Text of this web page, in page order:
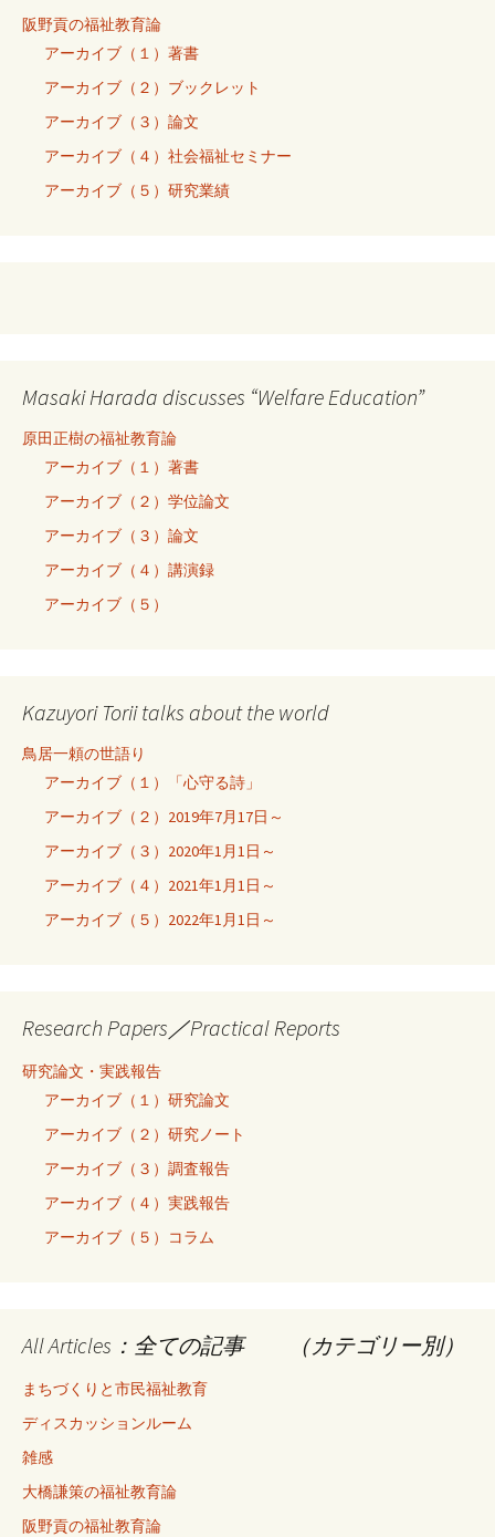
阪野貢の福祉教育論
アーカイブ（１）著書
アーカイブ（２）ブックレット
アーカイブ（３）論文
アーカイブ（４）社会福祉セミナー
アーカイブ（５）研究業績
Masaki Harada discusses “Welfare Education”
原田正樹の福祉教育論
アーカイブ（１）著書
アーカイブ（２）学位論文
アーカイブ（３）論文
アーカイブ（４）講演録
アーカイブ（５）
Kazuyori Torii talks about the world
鳥居一頼の世語り
アーカイブ（１）「心守る詩」
アーカイブ（２）2019年7月17日～
アーカイブ（３）2020年1月1日～
アーカイブ（４）2021年1月1日～
アーカイブ（５）2022年1月1日～
Research Papers／Practical Reports
研究論文・実践報告
アーカイブ（１）研究論文
アーカイブ（２）研究ノート
アーカイブ（３）調査報告
アーカイブ（４）実践報告
アーカイブ（５）コラム
All Articles：全ての記事 （カテゴリー別）
まちづくりと市民福祉教育
ディスカッションルーム
雑感
大橋謙策の福祉教育論
阪野貢の福祉教育論